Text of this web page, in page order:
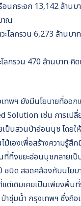
อนกระจก 13,142 ล้าน
าณ
ะโลกรวน 6,273 ล้านบ
ลกรวน 470 ล้านบาท คิ
ทพฯ ยังมีนโยบายที่ออ
Solution เช่น การเปลี่
ป็นสวนป่าอ่อนนุช โดยใ
เองเพื่อสร้างความรู้สึ
ทิ้งขยะอ่อนนุชกลายเ
ชนิด สอดคล้องกับนโย
ต่เดิมเคยเป็นเพียงพื้น
ชุ่มน้ำ กรุงเทพฯ ซึ่งถือ